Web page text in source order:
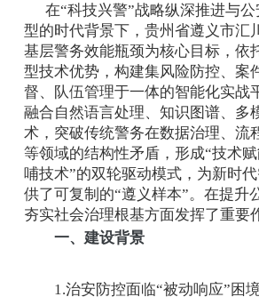
在“科技兴警”战略纵深推进与公
型的时代背景下，贵州省遵义市汇
基层警务效能瓶颈为核心目标，依
型技术优势，构建集风险防控、案
督、队伍管理于一体的智能化实战
融合自然语言处理、知识图谱、多
术，突破传统警务在数据治理、流
等领域的结构性矛盾，形成“技术
哺技术”的双轮驱动模式，为新时
供了可复制的“遵义样本”。在提升
夯实社会治理根基方面发挥了重要
一、建设背景
1.治安防控面临“被动响应”困